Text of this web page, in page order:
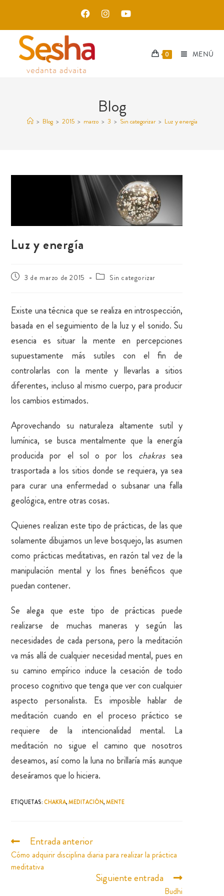
0 MENÚ
Blog
> Blog > 2015 > marzo > 3 > Sin categorizar > Luz y energía
Luz y energía
3 de marzo de 2015 Sin categorizar
Existe una técnica que se realiza en introspección,
basada en el seguimiento de la luz y el sonido. Su
esencia es situar la mente en percepciones
supuestamente más sutiles con el fin de
controlarlas con la mente y llevarlas a sitios
diferentes, incluso al mismo cuerpo, para producir
los cambios estimados.
Aprovechando su naturaleza altamente sutil y
lumínica, se busca mentalmente que la energía
producida por el sol o por los chakrassea
trasportada a los sitios donde se requiera, ya sea
para curar una enfermedad o subsanar una falla
geológica, entre otras cosas.
Quienes realizan este tipo de prácticas, de las que
solamente dibujamos un leve bosquejo, las asumen
como prácticas meditativas, en razón tal vez de la
manipulación mental y los fines benéficos que
puedan contener.
Se alega que este tipo de prácticas puede
realizarse de muchas maneras y según las
necesidades de cada persona, pero la meditación
va más allá de cualquier necesidad mental, pues en
su camino empírico induce la cesación de todo
proceso cognitivo que tenga que ver con cualquier
aspecto personalista. Es imposible hablar de
meditación cuando en el proceso práctico se
requiere de la intencionalidad mental. La
meditación no sigue el camino que nosotros
deseamos, así como la luna no brillaría más aunque
deseáramos que lo hiciera.
ETIQUETAS:CHAKRA, MEDITACIÓN, MENTE
Entrada anterior
Cómo adquirir disciplina diaria para realizar la práctica
meditativa
Siguiente entrada
Budhi